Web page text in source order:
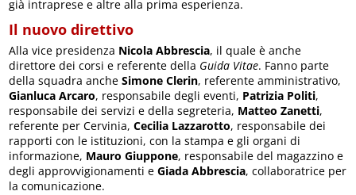
già intraprese e altre alla prima esperienza.
Il nuovo direttivo
Alla vice presidenza Nicola Abbrescia, il quale è anche
direttore dei corsi e referente della Guida Vitae. Fanno parte
della squadra ancheSimone Clerin, referente amministrativo,
Gianluca Arcaro, responsabile degli eventi, Patrizia Politi,
responsabile dei servizi e della segreteria, Matteo Zanetti,
referente per Cervinia, Cecilia Lazzarotto, responsabile dei
rapporti con le istituzioni, con la stampa e gli organi di
informazione, Mauro Giuppone, responsabile del magazzino e
degli approvvigionamenti e Giada Abbrescia, collaboratrice per
la comunicazione.